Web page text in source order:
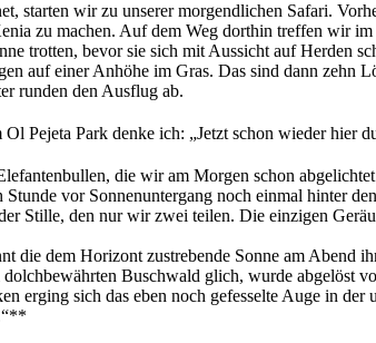
starten wir zu unserer morgendlichen Safari.
zu machen. Auf dem Weg dorthin treffen wir
trotten, bevor sie sich mit Aussicht auf Herden
auf einer Anhöhe im Gras. Das sind dann
runden den Ausflug ab.
Pejeta Park denke ich: „Jetzt schon wieder
die wir am Morgen schon
vor Sonnenuntergang noch einmal hinter
Stille, den nur wir zwei teilen. Die einzigen
dem Horizont zustrebende Sonne am Abend
Buschwald glich, wurde abgelöst
sich das eben noch gefesselte Auge in der